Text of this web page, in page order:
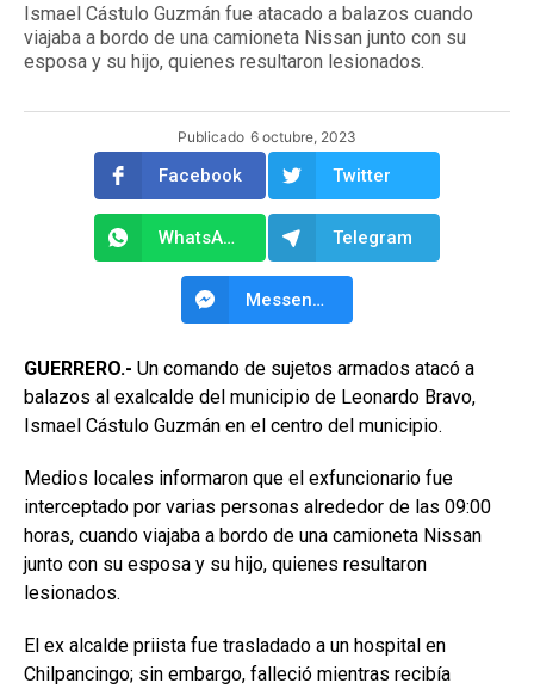
Ismael Cástulo Guzmán fue atacado a balazos cuando
viajaba a bordo de una camioneta Nissan junto con su
esposa y su hijo, quienes resultaron lesionados.
Publicado 6 octubre, 2023
Facebook Twitter
WhatsApp Telegram
Messenger
GUERRERO.- Un comando de sujetos armados atacó a
balazos al exalcalde del municipio de Leonardo Bravo,
Ismael Cástulo Guzmán en el centro del municipio.
Medios locales informaron que el exfuncionario fue
interceptado por varias personas alrededor de las 09:00
horas, cuando viajaba a bordo de una camioneta Nissan
junto con su esposa y su hijo, quienes resultaron
lesionados.
El ex alcalde priista fue trasladado a un hospital en
Chilpancingo; sin embargo, falleció mientras recibía